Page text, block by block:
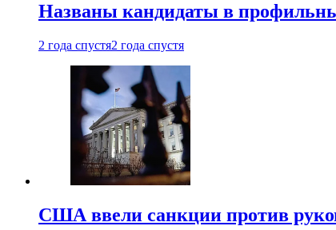
Названы кандидаты в
2 года спустя2 года спустя
США ввели санкции против